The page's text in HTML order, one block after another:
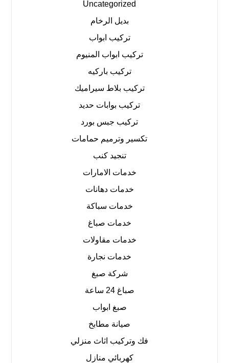
Uncategorized
بديل الرخام
تركيب ابواب
تركيب ابواب المنيوم
تركيب باركيه
تركيب بلاط سيراميك
تركيب بوابات حديد
تركيب جبس بورد
تكسير وترميم حمامات
تنجيد كنب
خدمات الامارات
خدمات دهانات
خدمات سباكة
خدمات صباغ
خدمات مقاولات
خدمات نجارة
شركة صبغ
صباغ 24 ساعة
صبغ ابواب
صيانة مطابخ
فك وتركيب اثاث منزلي
كهربائي منازل